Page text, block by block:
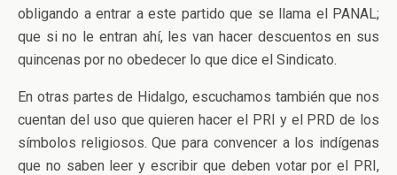
obligando a entrar a este partido que se llama el PANAL;
que si no le entran ahí, les van hacer descuentos en sus
quincenas por no obedecer lo que dice el Sindicato.
En otras partes de Hidalgo, escuchamos también que nos
cuentan del uso que quieren hacer el PRI y el PRD de los
símbolos religiosos. Que para convencer a los indígenas
que no saben leer y escribir que deben votar por el PRI,